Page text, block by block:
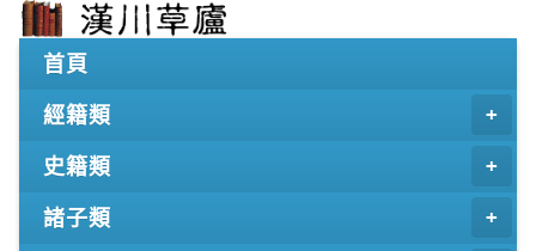
首頁
經籍類
史籍類
諸子類